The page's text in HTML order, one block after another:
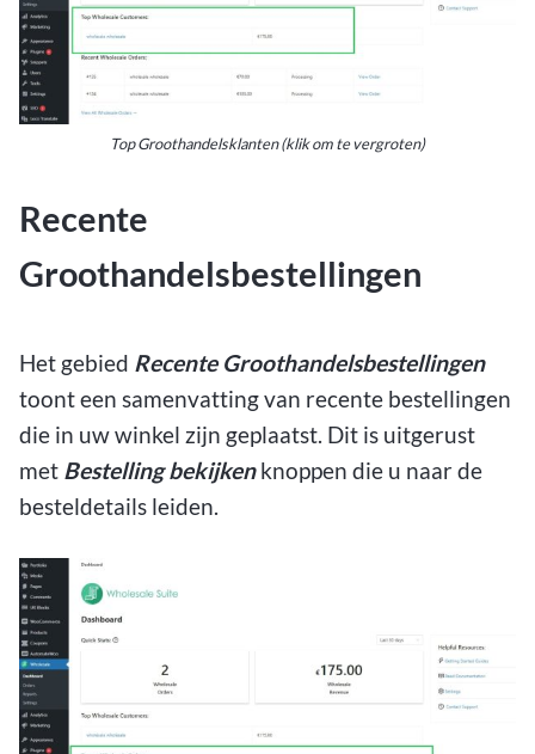
Top Groothandelsklanten (klik om te vergroten)
Recente
Groothandelsbestellingen
Het gebied Recente Groothandelsbestellingen
toont een samenvatting van recente bestellingen
die in uw winkel zijn geplaatst. Dit is uitgerust
met Bestelling bekijkenknoppen die u naar de
besteldetails leiden.